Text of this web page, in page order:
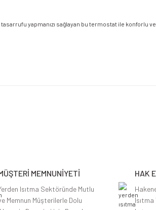
yapmanızı sağlayan bu termostat ile konforlu
MEMNUNİYETİ
Isıtma Sektöründe Mutlu
Memnun Müşterilerle Dolu
HAK